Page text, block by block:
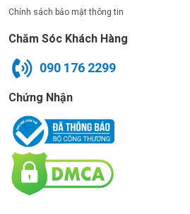
Chính sách bảo mật thông tin
Chăm Sóc Khách Hàng
090 176 2299
Chứng Nhận